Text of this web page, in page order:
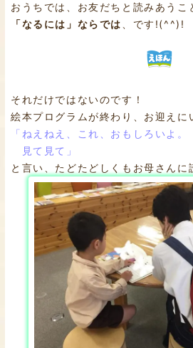
おうちでは、お友だちと読みあうこ
「なるには」ならでは
、です!(^^)!
それだけではないのです！
絵本プログラムが終わり、お迎えに
「ねえねえ、これ、おもしろいよ。
見て見て」
と言い、たどたどしくもお母さんに